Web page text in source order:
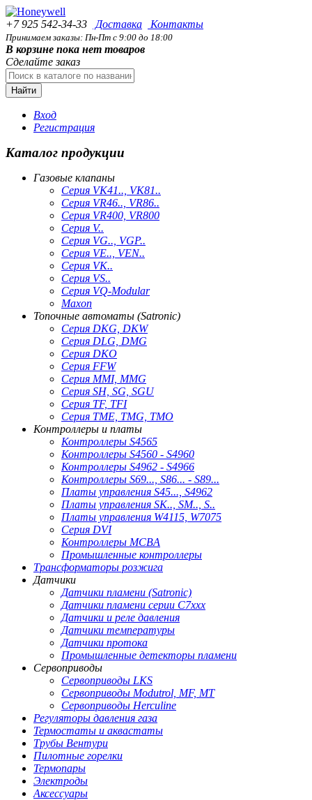
+7 925 542-34-33 Доставка Контакты
Принимаем заказы: Пн-Пт с 9:00 до 18:00
В корзине пока нет товаров
Сделайте заказ
Найти
Вход
Регистрация
Каталог продукции
Газовые клапаны
Серия VK41.., VK81..
Серия VR46.., VR86..
Серия VR400, VR800
Серия V..
Серия VG.., VGP..
Серия VE.., VEN..
Серия VK..
Серия VS..
Серия VQ-Modular
Maxon
Топочные автоматы (Satronic)
Серия DKG, DKW
Серия DLG, DMG
Серия DKO
Серия FFW
Серия MMI, MMG
Серия SH, SG, SGU
Серия TF, TFI
Серия TME, TMG, TMO
Контроллеры и платы
Контроллеры S4565
Контроллеры S4560 - S4960
Контроллеры S4962 - S4966
Контроллеры S69..., S86... - S89...
Платы управления S45..., S4962
Платы управления SK.., SM.., S..
Платы управления W4115, W7075
Серия DVI
Контроллеры MCBA
Промышленные контроллеры
Трансформаторы розжига
Датчики
Датчики пламени (Satronic)
Датчики пламени серии C7xxx
Датчики и реле давления
Датчики температуры
Датчики протока
Промышленные детекторы пламени
Сервоприводы
Сервоприводы LKS
Сервоприводы Modutrol, MF, MT
Сервоприводы Herculine
Регуляторы давления газа
Термостаты и аквастаты
Трубы Вентури
Пилотные горелки
Термопары
Электроды
Аксессуары